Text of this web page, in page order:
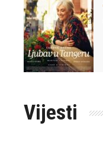
Vijesti